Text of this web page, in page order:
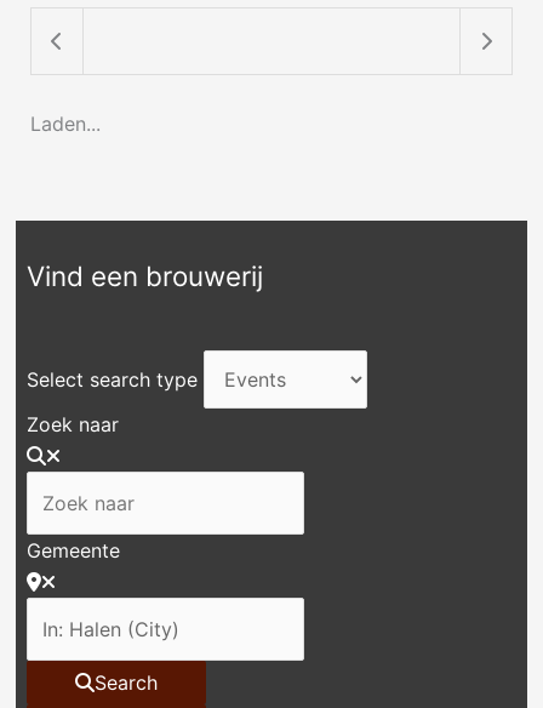
Laden...
Vind een brouwerij
Select search type
Zoek naar
Gemeente
Search